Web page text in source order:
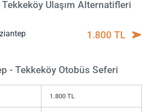
Ulaşım Alternatifleri
1.800 TL
- Tekkeköy Otobüs Seferi
1.800 TL